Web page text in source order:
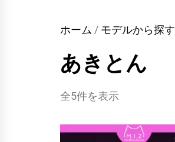
ホーム / モデルから探す
あきとん
全5件を表示